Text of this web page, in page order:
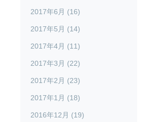
2017年6月 (16)
2017年5月 (14)
2017年4月 (11)
2017年3月 (22)
2017年2月 (23)
2017年1月 (18)
2016年12月 (19)